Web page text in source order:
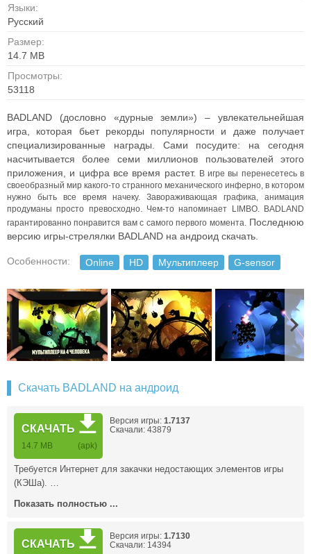
Языки:
Русский
Размер:
14.7 MB
Просмотры:
53118
BADLAND (дословно «дурные земли») – увлекательнейшая
игра, которая бьет рекорды популярности и даже получает
специализированные награды. Сами посудите: на сегодня
насчитывается более семи миллионов пользователей этого
приложения, и цифра все время растет. В игре вы перенесетесь в
своеобразный мир какого-то странного механического инферно, в котором
нужно быть все время начеку. Завораживающая графика, анимация
продуманы просто превосходно. Чем-то напоминает LIMBO. BADLAND
гарантированно понравится вам с самого первого момента. Последнюю
версию игры-стрелялки BADLAND на андроид скачать.
Особенности: Online HD Мультиплеер G-sensor
Скачать BADLAND на андроид
СКАЧАТЬ
14.7 MB (apk)
Версия игры: 1.7137
Скачали: 43879
Требуется Интернет для закачки недостающих элементов игры
(КЭШа). …
Показать полностью ...
СКАЧАТЬ
Версия игры: 1.7130
Скачали: 14394